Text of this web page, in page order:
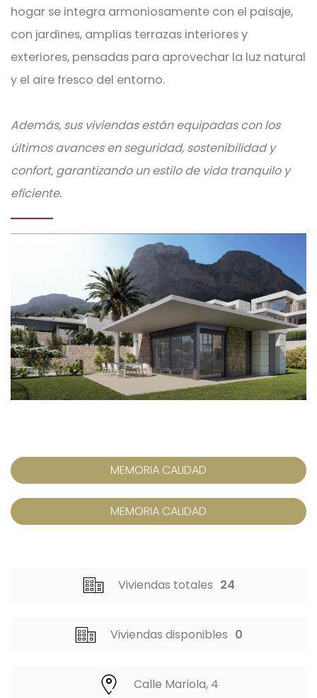
hogar se integra armoniosamente con el paisaje,
con jardines, amplias terrazas interiores y
exteriores, pensadas para aprovechar la luz natural
y el aire fresco del entorno.
Además, sus viviendas están equipadas con los
últimos avances en seguridad, sostenibilidad y
confort, garantizando un estilo de vida tranquilo y
eficiente.
MEMORIA CALIDAD
MEMORIA CALIDAD
Viviendas totales 24
Viviendas disponibles 0
Calle Mariola, 4